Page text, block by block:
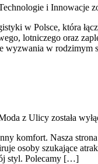
i Innowacje
w Polsce, która
lotniczego oraz
wyzwania w
z Ulicy została
komfort. Nasza
osoby szukające
styl. Polecamy […]